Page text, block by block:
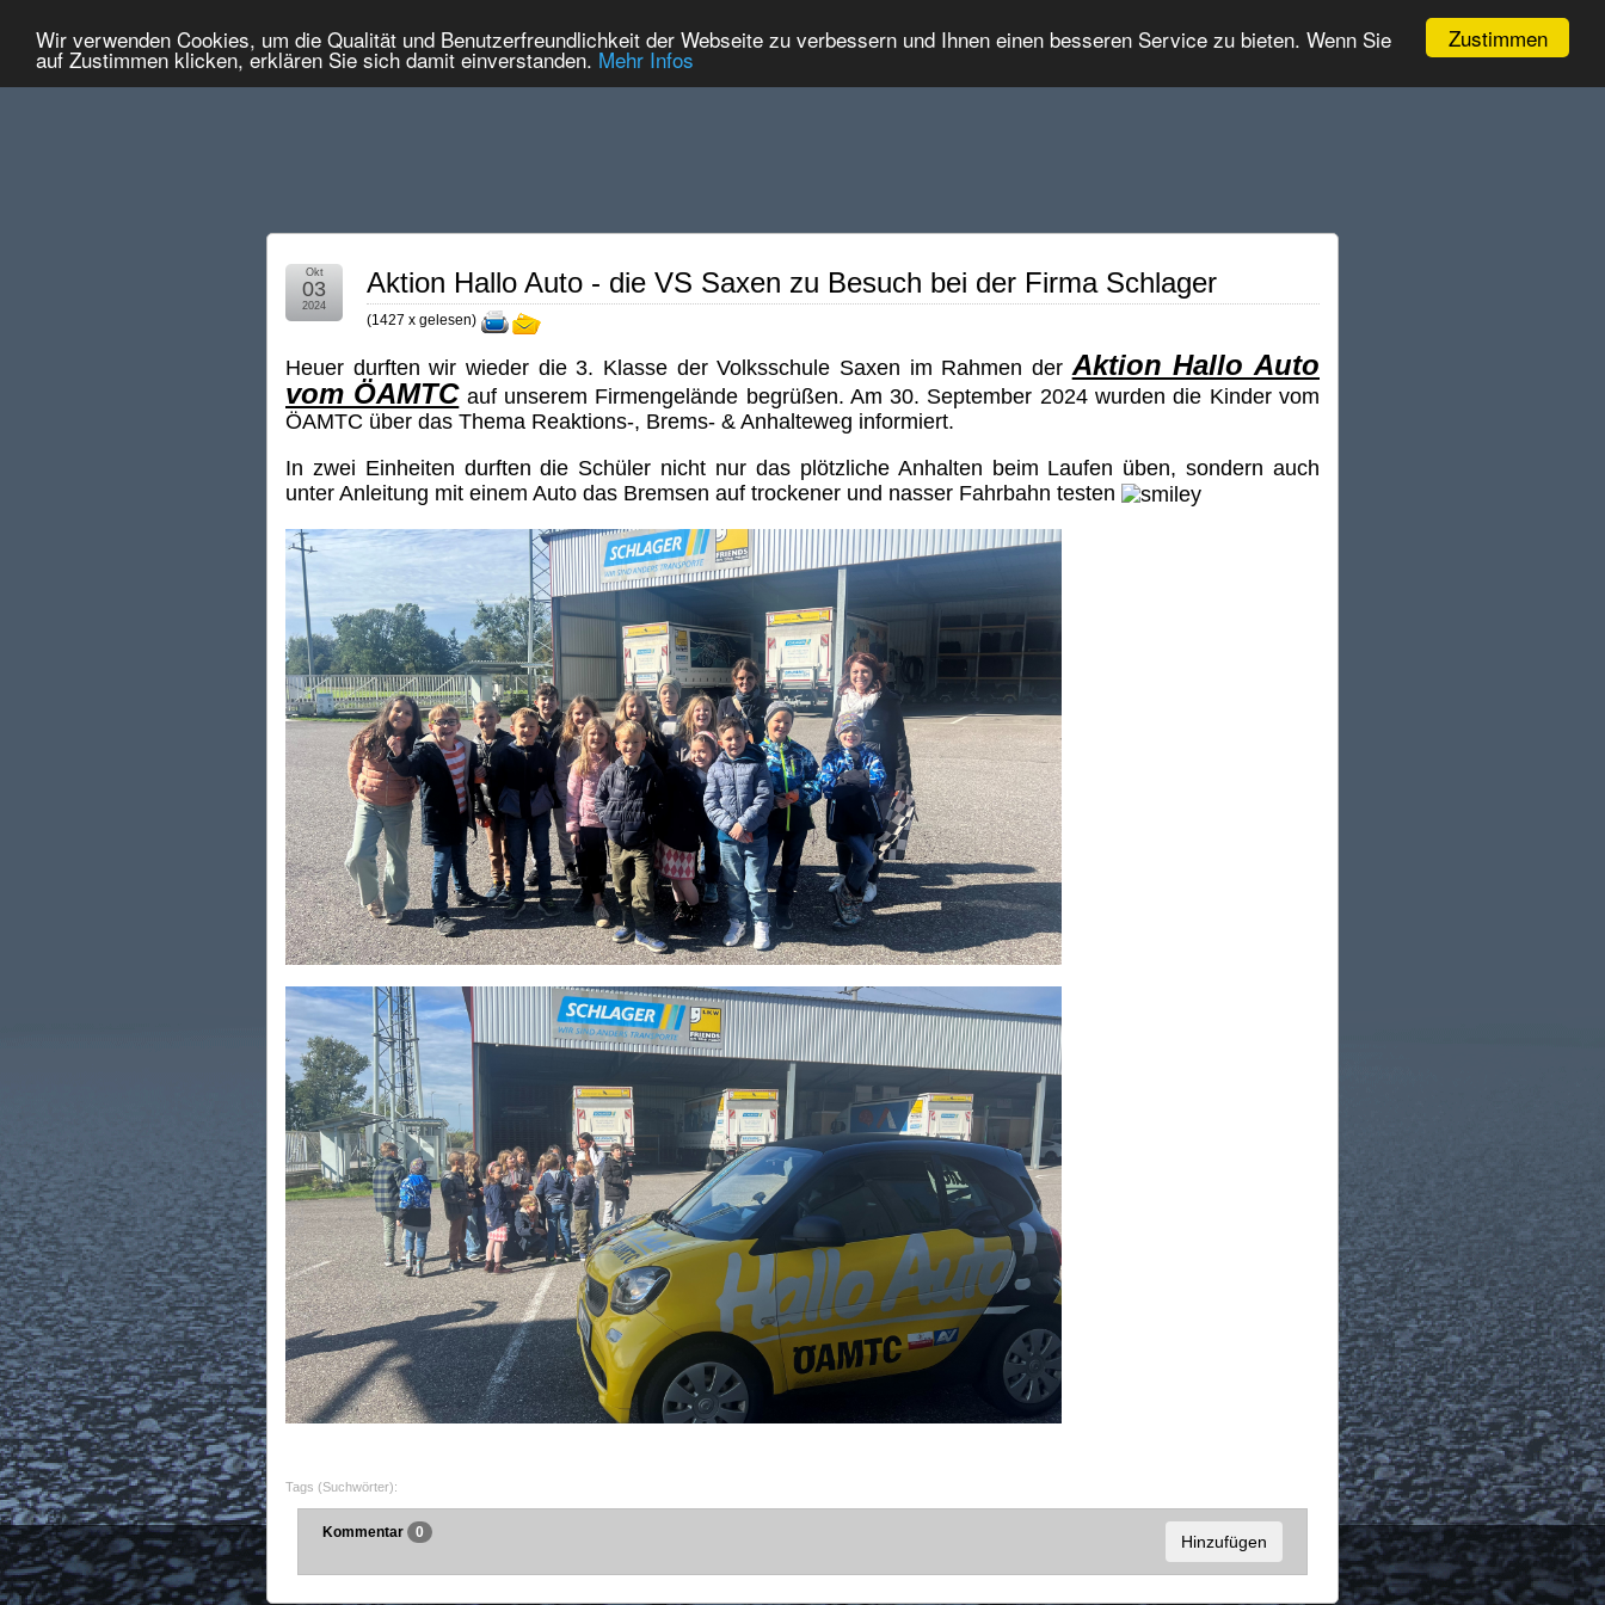
Zustimmen
Wir verwenden Cookies, um die Qualität und Benutzerfreundlichkeit der Webseite zu verbessern und Ihnen einen besseren Service zu bieten. Wenn Sie
auf Zustimmen klicken, erklären Sie sich damit einverstanden. Mehr Infos
Aktion Hallo Auto - die VS Saxen zu Besuch bei der Firma Schlager
(1427 x gelesen)
Okt
03
2024
Heuer durften wir wieder die 3. Klasse der Volksschule Saxen im Rahmen derAktion Hallo Auto
vom ÖAMTCauf unserem Firmengelände begrüßen. Am 30. September 2024 wurden die Kinder vom
ÖAMTC über das Thema Reaktions-, Brems- & Anhalteweg informiert.
In zwei Einheiten durften die Schüler nicht nur das plötzliche Anhalten beim Laufen üben, sondern auch
unter Anleitung mit einem Auto das Bremsen auf trockener und nasser Fahrbahn testen
Tags (Suchwörter):
Kommentar 0 Hinzufügen